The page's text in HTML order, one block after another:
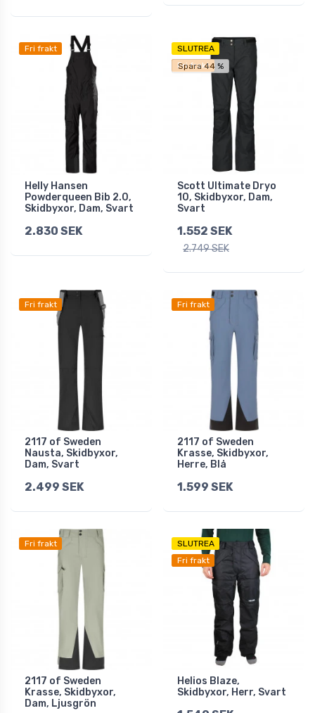
Fri frakt
Helly Hansen
Powderqueen Bib 2.0,
Skidbyxor, Dam, Svart
2.830 SEK
SLUTREA
Fri frakt
Spara 44 %
Scott Ultimate Dryo
10, Skidbyxor, Dam,
Svart
1.552 SEK
2.749 SEK
Fri frakt
2117 of Sweden
Nausta, Skidbyxor,
Dam, Svart
2.499 SEK
Fri frakt
2117 of Sweden
Krasse, Skidbyxor,
Herre, Blå
1.599 SEK
Fri frakt
2117 of Sweden
Krasse, Skidbyxor,
Dam, Ljusgrön
SLUTREA
Fri frakt
Helios Blaze,
Skidbyxor, Herr, Svart